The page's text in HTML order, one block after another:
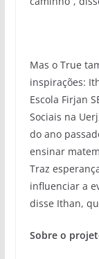
Mas o True
inspirações:
Escola Firjan
Sociais na
do ano
ensinar
Traz
influenciar a
disse Ithan,
Sobre o